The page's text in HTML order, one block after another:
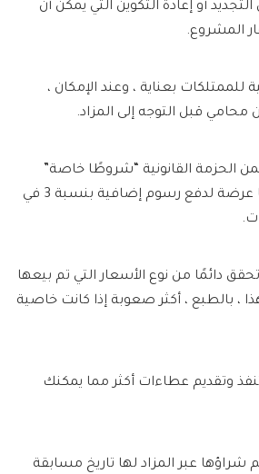
أو إعادة التكوين التي يمكن أن
المشروع.
للممتلكات بعناية ، وعند الإمكان ،
قبل التوجه إلى المزاد.
الحزمة القانونية “شروطًا خاصة”
تعني أنك قد تكون أيضًا عرضة لدفع رسوم إضافية بنسبة 3 في
دائمًا من نوع الأسعار التي تم بيعها
، بالطبع ، أكثر صعوبة إذا كانت خاصية
وتقديم عطاءات أكثر مما يمكنك
شراؤها عبر المزاد لها تاريخ مسابقة